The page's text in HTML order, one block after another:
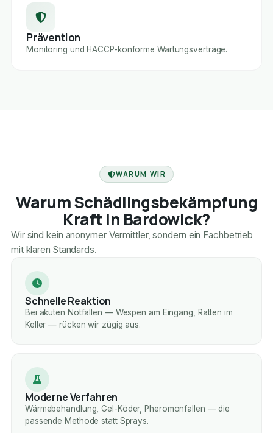
Prävention
Monitoring und HACCP-konforme Wartungsverträge.
WARUM WIR
Warum Schädlingsbekämpfung
Kraft in Bardowick?
Wir sind kein anonymer Vermittler, sondern ein Fachbetrieb
mit klaren Standards.
Schnelle Reaktion
Bei akuten Notfällen — Wespen am Eingang, Ratten im
Keller — rücken wir zügig aus.
Moderne Verfahren
Wärmebehandlung, Gel-Köder, Pheromonfallen — die
passende Methode statt Sprays.